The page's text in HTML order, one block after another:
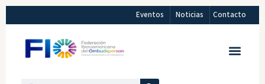
Eventos Noticias Contacto